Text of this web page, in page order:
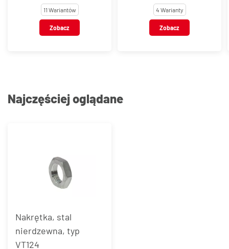
nierdzewna, typ
11 Wariantów
Zobacz
wewnętrznym, stal
nierdzewna AISI 303 /
4 Warianty
Zobacz
Najczęściej oglądane
Nakrętka, stal
nierdzewna, typ
VT124